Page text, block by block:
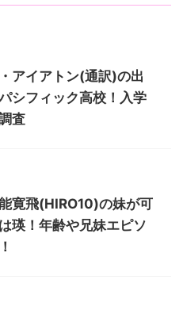
アイアトン(通訳)の出
シフィック高校！入学
査
能寛飛(HIRO10)の妹が可
瑛！年齢や兄妹エピソ